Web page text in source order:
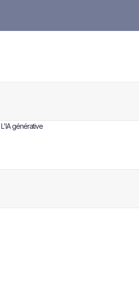
L'IA générative